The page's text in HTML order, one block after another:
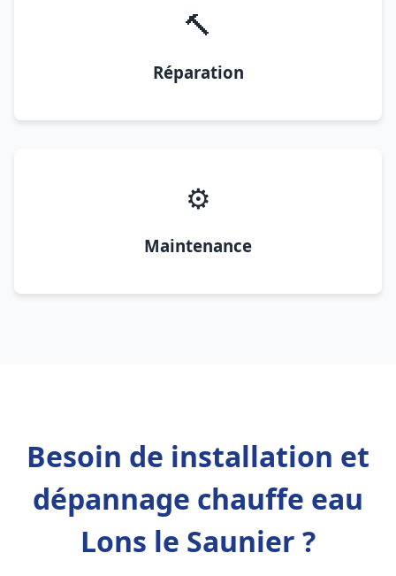
🔨
Réparation
⚙️
Maintenance
Besoin de installation et
dépannage chauffe eau
Lons le Saunier ?